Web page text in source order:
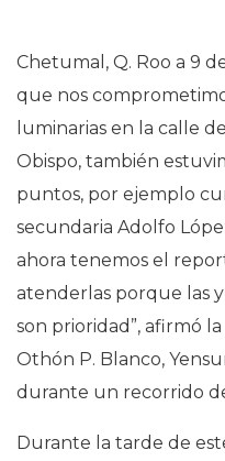
Chetumal, Q. Roo a 9
que nos
luminarias en la calle
Obispo, también
puntos, por ejemplo
secundaria Adolfo
ahora tenemos el
atenderlas porque las y
son prioridad”, afirmó
Othón P. Blanco,
durante un recorrido
Durante la tarde de